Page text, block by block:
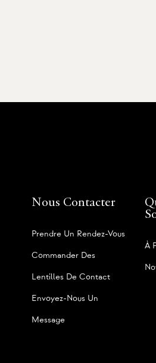
Nous Contacter
Prendre Un Rendez-Vous
Commander Des
Lentilles De Contact
Envoyez-Nous Un
Message
À